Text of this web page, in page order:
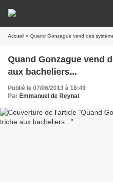
Accueil » Quand Gonzague vend des
Quand Gonzague vend
aux bacheliers...
Publié le 07/06/2013 à 18:49
Par Emmanuel de Reynal